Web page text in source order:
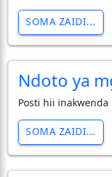
SOMA ZAIDI...
Ndoto ya
Posti hii
SOMA ZAIDI...